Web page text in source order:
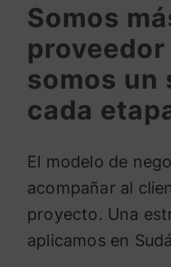
Somos
somos un
cada
El modelo de
acompañar al
proyecto. Una
aplicamos en